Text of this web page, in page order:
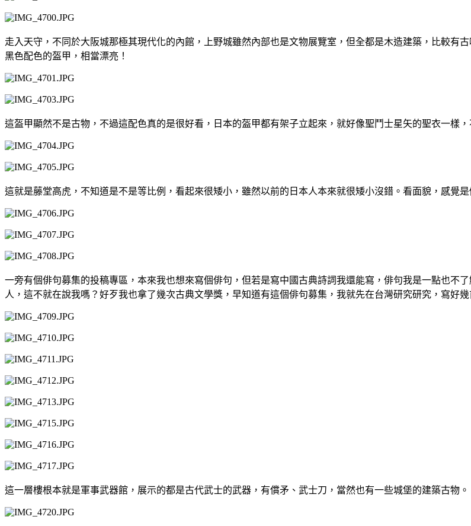
走入天守，不同於大阪城那極其現代化的內館，上野城雖然內部也是文物展覽室，但全都是木造建築，比較有
黑色配色的盔甲，相當漂亮！
這盔甲顯然不是古物，不過這配色真的是很好看，日本的盔甲都有架子立起來，就好像聖鬥士星矢的聖衣一樣
這就是藤堂高虎，不知道是不是等比例，看起來很矮小，雖然以前的日本人本來就很矮小沒錯。看面貌，感覺是
一旁有個俳句募集的投稿專區，本來我也想來寫個俳句，但若是寫中國古典詩詞我還能寫，俳句我是一點也不
人，這不就在說我嗎？好歹我也拿了幾次古典文學獎，早知道有這個俳句募集，我就先在台灣研究研究，寫好幾
這一層樓根本就是軍事武器館，展示的都是古代武士的武器，有償矛、武士刀，當然也有一些城堡的建築古物。